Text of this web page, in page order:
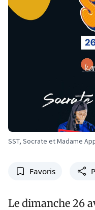
SST, Socrate et Madame
Favoris
Le dimanche 26